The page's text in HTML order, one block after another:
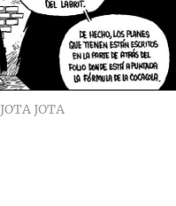
JOTA JOTA